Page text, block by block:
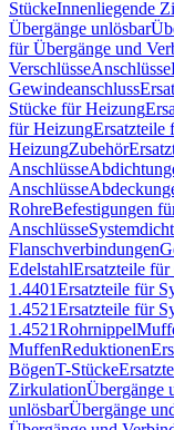
StückeInnenliegende
Übergänge unlösbar
für Übergänge und
VerschlüsseAnschlüsse
Gewindeanschluss
Stücke für Heizung
für HeizungErsatzteile
HeizungZubehör
Anschlüsse
Anschlüsse
RohreBefestigungen
Anschlüsse
Flanschverbindungen
EdelstahlErsatzteile für
1.4401Ersatzteile für
1.4521Ersatzteile für
1.4521Rohrnippel
MuffenReduktionen
BögenT-Stücke
ZirkulationÜbergänge
unlösbarÜbergänge